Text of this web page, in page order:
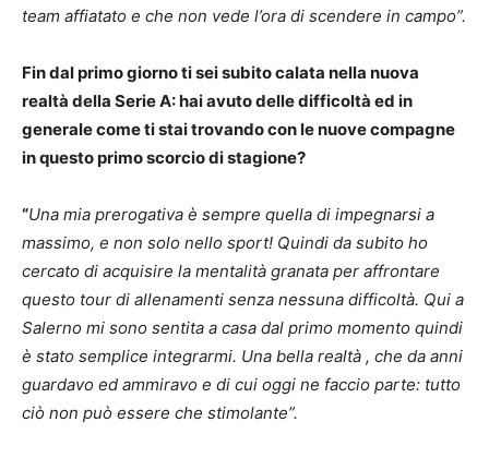
team affiatato e che non vede l’ora di scendere in campo”.
Fin dal primo giorno ti sei subito calata nella nuova
realtà della Serie A: hai avuto delle difficoltà ed in
generale come ti stai trovando con le nuove compagne
in questo primo scorcio di stagione?
“Una mia prerogativa è sempre quella di impegnarsi a
massimo, e non solo nello sport! Quindi da subito ho
cercato di acquisire la mentalità granata per affrontare
questo tour di allenamenti senza nessuna difficoltà. Qui a
Salerno mi sono sentita a casa dal primo momento quindi
è stato semplice integrarmi. Una bella realtà , che da anni
guardavo ed ammiravo e di cui oggi ne faccio parte: tutto
ciò non può essere che stimolante”.